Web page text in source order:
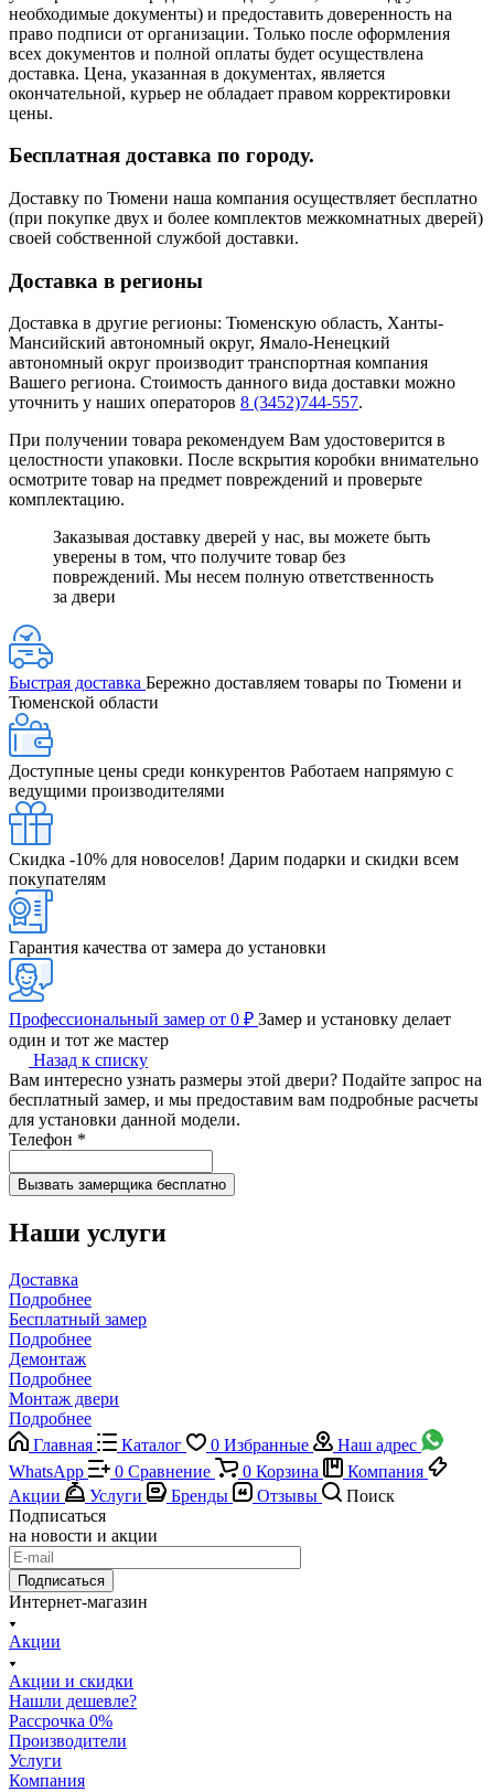
необходимые документы) и предоставить доверенность на
право подписи от организации. Только после оформления
всех документов и полной оплаты будет осуществлена
доставка. Цена, указанная в документах, является
окончательной, курьер не обладает правом корректировки
цены.
Бесплатная доставка по городу.
Доставку по Тюмени наша компания осуществляет бесплатно
(при покупке двух и более комплектов межкомнатных дверей)
своей собственной службой доставки.
Доставка в регионы
Доставка в другие регионы: Тюменскую область, Ханты-
Мансийский автономный округ, Ямало-Ненецкий
автономный округ производит транспортная компания
Вашего региона. Стоимость данного вида доставки можно
уточнить у наших операторов 8 (3452)744-557.
При получении товара рекомендуем Вам удостоверится в
целостности упаковки. После вскрытия коробки внимательно
осмотрите товар на предмет повреждений и проверьте
комплектацию.
Заказывая доставку дверей у нас, вы можете быть
уверены в том, что получите товар без
повреждений. Мы несем полную ответственность
за двери
Быстрая доставка Бережно доставляем товары по Тюмени и
Тюменской области
Доступные цены среди конкурентов Работаем напрямую с
ведущими производителями
Скидка -10% для новоселов! Дарим подарки и скидки всем
покупателям
Гарантия качества от замера до установки
Профессиональный замер от 0 ₽ Замер и установку делает
один и тот же мастер
Назад к списку
Вам интересно узнать размеры этой двери? Подайте запрос на
бесплатный замер, и мы предоставим вам подробные расчеты
для установки данной модели.
Телефон *
Наши услуги
Доставка
Подробнее
Бесплатный замер
Подробнее
Демонтаж
Подробнее
Монтаж двери
Подробнее
Главная
Каталог 0 Избранные
Наш адрес
WhatsApp
0 Сравнение 0 Корзина
Компания
Акции
Услуги Бренды Отзывы
Поиск
Подписаться
на новости и акции
Подписаться
Интернет-магазин
Акции
Акции и скидки
Нашли дешевле?
Рассрочка 0%
Производители
Услуги
Компания